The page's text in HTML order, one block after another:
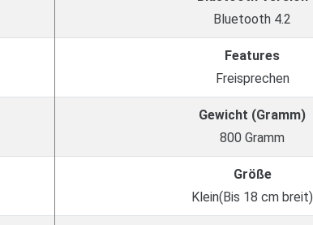
Bluetooth 4.2
Features
Freisprechen
Gewicht (Gramm)
800 Gramm
Größe
Klein(Bis 18 cm breit)